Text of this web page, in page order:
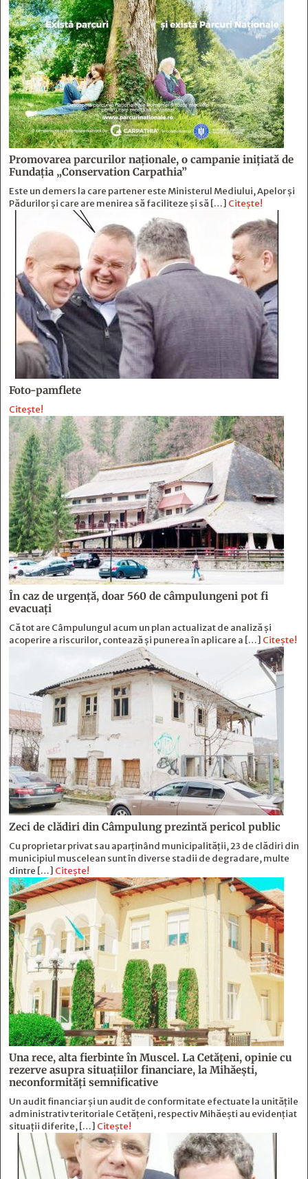
Promovarea parcurilor naționale, o campanie inițiată de
Fundația „Conservation Carpathia”
Este un demers la care partener este Ministerul Mediului, Apelor și
Pădurilor și care are menirea să faciliteze și să […] Citește!
Foto-pamflete
Citește!
În caz de urgență, doar 560 de câmpulungeni pot fi
evacuați
Că tot are Câmpulungul acum un plan actualizat de analiză și
acoperire a riscurilor, contează și punerea în aplicare a […] Citește!
Zeci de clădiri din Câmpulung prezintă pericol public
Cu proprietar privat sau aparținând municipalității, 23 de clădiri din
municipiul muscelean sunt în diverse stadii de degradare, multe
dintre […] Citește!
Una rece, alta fierbinte în Muscel. La Cetăţeni, opinie cu
rezerve asupra situaţiilor financiare, la Mihăeşti,
neconformităţi semnificative
Un audit financiar și un audit de conformitate efectuate la unitățile
administrativ teritoriale Cetățeni, respectiv Mihăești au evidențiat
situații diferite, […] Citește!